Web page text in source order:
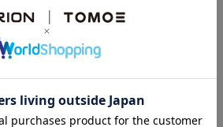
ポートする活動を行っています。
感し、PANELシリーズ
して寄付しています。